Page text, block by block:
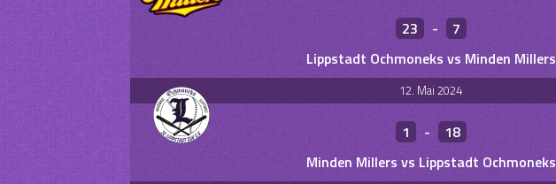
23 -
7
Lippstadt Ochmoneks vs Minden Millers
12. Mai 2024
1 -
18
Minden Millers vs Lippstadt Ochmoneks